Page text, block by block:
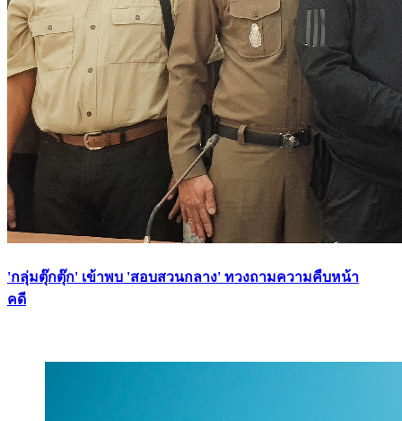
'กลุ่มตุ๊กตุ๊ก' เข้าพบ 'สอบสวนกลาง' ทวงถามความคืบหน้า
คดี